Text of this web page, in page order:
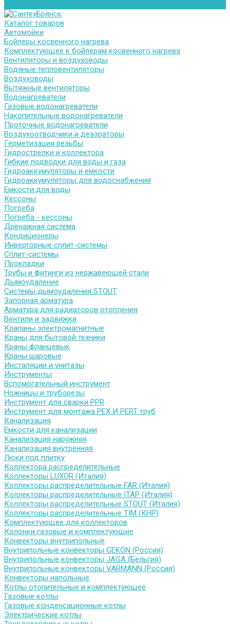
Каталог товаров
Автомойки
Бойлеры косвенного нагрева
Комплектующее к бойлерам косвенного нагрева
Вентиляторы и воздуховоды
Водяные тепловентиляторы
Воздуховоды
Вытяжные вентиляторы
Водонагреватели
Газовые водонагреватели
Накопительные водонагреватели
Проточные водонагреватели
Воздухоотводчики и деаэраторы
Герметизация резьбы
Гидрострелки и коллектора
Гибкие подводки для воды и газа
Гидроаккумуляторы и емкости
Гидроаккумуляторы для водоснабжения
Емкости для воды
Кессоны
Погреба
Погреба - кессоны
Дренажная система
Кондиционеры
Инверторные сплит-системы
Сплит-системы
Прокладки
Трубы и фитинги из нержавеющей стали
Дымоудаление
Системы дымоудаления STOUT
Запорная арматура
Арматура для радиаторов отопления
Вентили и задвижки
Клапаны электромагнитные
Краны для бытовой техники
Краны фланцевык
Краны шаровые
Инсталяции и унитазы
Инструменты
Вспомогательный инструмент
Ножницы и труборезы
Инструмент для сварки PPR
Инструмент для монтажа PEX И PERT труб
Канализация
Емкости для канализации
Канализация наружняя
Канализация внутренняя
Люки под плитку
Коллектора распределительные
Коллекторы LUXOR (Италия)
Коллекторы распределительные FAR (Италия)
Коллекторы распределительные ITAP (Италия)
Коллекторы распределительные STOUT (Италия)
Коллекторы распределительные TIM (КНР)
Комплектующее для коллекторов
Колонки газовые и комплектующие
Конвекторы внутрипольные
Внутрипольные конвекторы GEKON (Россия)
Внутрипольные конвекторы JAGA (Бельгия)
Внутрипольные конвекторы VARMANN (Россия)
Конвекторы напольные
Котлы отопительные и комплектующее
Газовые котлы
Газовые конденсационные котлы
Электрические котлы